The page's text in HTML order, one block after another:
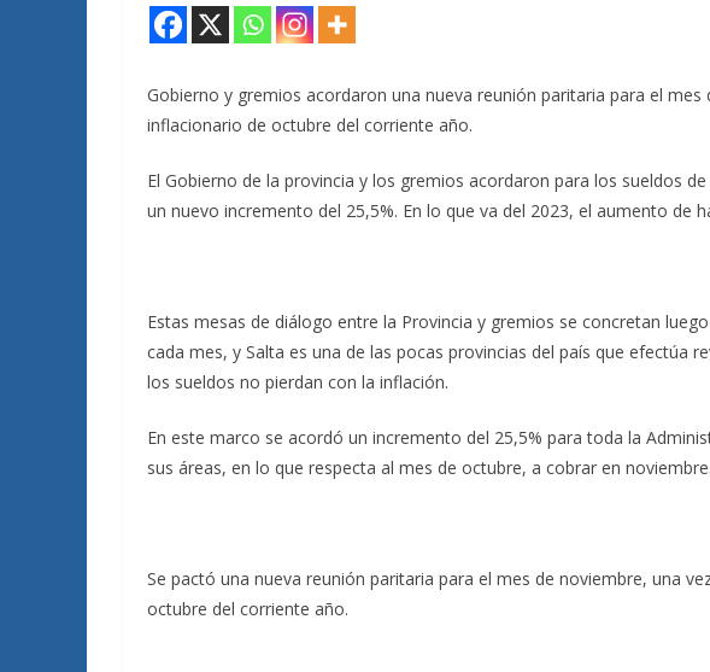
Gobierno y gremios acordaron una nueva reunión paritaria para el
inflacionario de octubre del corriente año.
El Gobierno de la provincia y los gremios acordaron para los sueldos
un nuevo incremento del 25,5%. En lo que va del 2023, el aumento de
Estas mesas de diálogo entre la Provincia y gremios se concretan
cada mes, y Salta es una de las pocas provincias del país que efectúa
los sueldos no pierdan con la inflación.
En este marco se acordó un incremento del 25,5% para toda la
sus áreas, en lo que respecta al mes de octubre, a cobrar en noviembre.
Se pactó una nueva reunión paritaria para el mes de noviembre, una
octubre del corriente año.